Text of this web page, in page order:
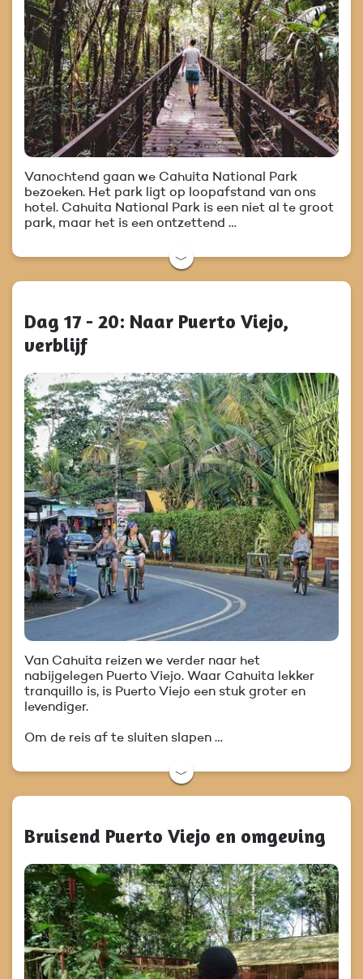
Vanochtend gaan we Cahuita National Park
bezoeken. Het park ligt op loopafstand van ons
hotel. Cahuita National Park is een niet al te groot
park, maar het is een ontzettend …
﹀
Dag 17 - 20: Naar Puerto Viejo,
verblijf
Van Cahuita reizen we verder naar het
nabijgelegen Puerto Viejo. Waar Cahuita lekker
tranquillo is, is Puerto Viejo een stuk groter en
levendiger.
Om de reis af te sluiten slapen …
﹀
Bruisend Puerto Viejo en omgeving